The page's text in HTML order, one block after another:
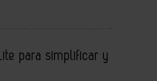
para simplificar y